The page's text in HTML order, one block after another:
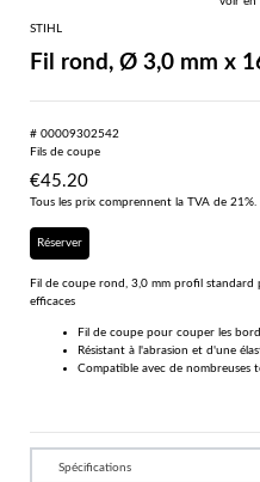
STIHL
Fil rond, Ø 3,0 mm x
# 00009302542
Fils de coupe
€45.20
Tous les prix comprennent la TVA de 21%.
Réserver
Fil de coupe rond, 3,0 mm profil
efficaces
Fil de coupe pour couper les
Résistant à l'abrasion et d'une
Compatible avec de nombreuses